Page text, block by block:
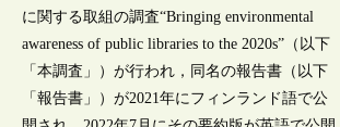
に関する取組の調査“Bringing environmental
awareness of public libraries to the 2020s”（以下
「本調査」）が行われ，同名の報告書（以下
「報告書」）が2021年にフィンランド語で公